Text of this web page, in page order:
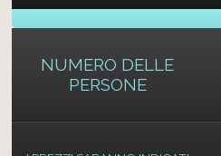
NUMERO DELLE
PERSONE